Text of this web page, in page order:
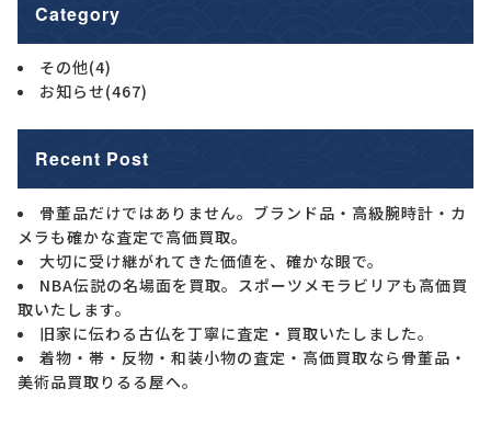
Category
その他(4)
お知らせ(467)
Recent Post
骨董品だけではありません。ブランド品・高級腕時計・カ
メラも確かな査定で高価買取。
大切に受け継がれてきた価値を、確かな眼で。
NBA伝説の名場面を買取。スポーツメモラビリアも高価買
取いたします。
旧家に伝わる古仏を丁寧に査定・買取いたしました。
着物・帯・反物・和装小物の査定・高価買取なら骨董品・
美術品買取りるる屋へ。